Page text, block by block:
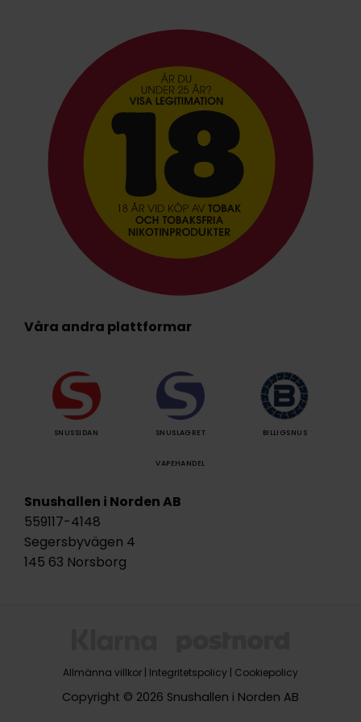
Våra andra plattformar
SNUSSIDAN SNUSLAGRET BILLIGSNUS
VAPEHANDEL
Snushallen i Norden AB
559117-4148
Segersbyvägen 4
145 63 Norsborg
Allmänna villkor | Integritetspolicy | Cookiepolicy
Copyright © 2026 Snushallen i Norden AB